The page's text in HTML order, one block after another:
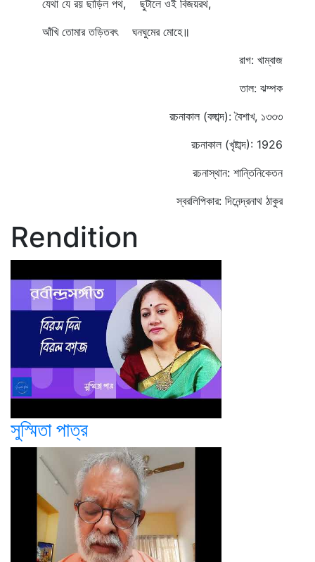
যেথা যে রয় ছাড়িল পথ, ছুটালে ওই বিজয়রথ,
আঁখি তোমার তড়িতবৎ ঘনঘুমের মোহে॥
রাগ: খাম্বাজ
তাল: ঝম্পক
রচনাকাল (বঙ্গাব্দ): বৈশাখ, ১৩৩৩
রচনাকাল (খৃষ্টাব্দ): 1926
রচনাস্থান: শান্তিনিকেতন
স্বরলিপিকার: দিনেন্দ্রনাথ ঠাকুর
Rendition
সুস্মিতা পাত্র